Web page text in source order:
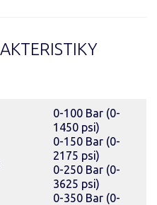
0-100 Bar (0-
1450 psi)
0-150 Bar (0-
2175 psi)
0-250 Bar (0-
3625 psi)
0-350 Bar (0-